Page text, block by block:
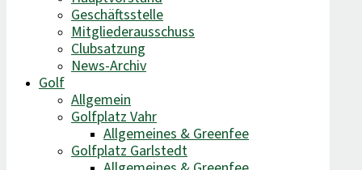
Geschäftsstelle
Mitgliederausschuss
Clubsatzung
News-Archiv
Golf
Allgemein
Golfplatz Vahr
Allgemeines & Greenfee
Golfplatz Garlstedt